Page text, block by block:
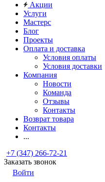
Акции
Услуги
Мастерс
Блог
Проекты
Оплата и доставка
Условия оплаты
Условия доставки
Компания
Новости
Команда
Отзывы
Контакты
Возврат товара
Контакты
...
+7 (347) 266-72-21
Заказать звонок
Войти